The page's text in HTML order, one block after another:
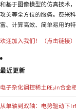
和基于图像模型的仿真技术
攻关等全方位的服务。费米
富、计算高效、简单易用的
欢迎加入我们！（点击链接）
最近更新
电子杂化调控稀土RE₂In合金
从单轴到双轴：电势驱动下